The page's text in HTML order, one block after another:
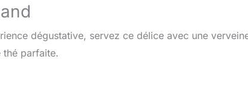
dégustative, servez ce délice avec une
thé parfaite.